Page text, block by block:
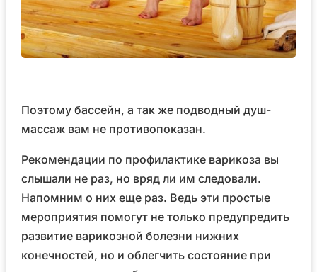
Поэтому бассейн, а так же подводный душ-
массаж вам не противопоказан.
Рекомендации по профилактике варикоза вы
слышали не раз, но вряд ли им следовали.
Напомним о них еще раз. Ведь эти простые
мероприятия помогут не только предупредить
развитие варикозной болезни нижних
конечностей, но и облегчить состояние при